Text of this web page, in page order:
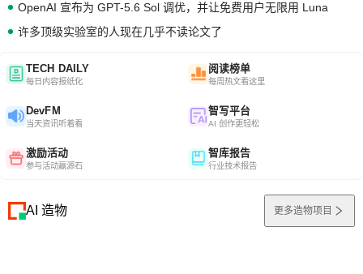
OpenAI 宣布为 GPT-5.6 Sol 调优，并让免费用户无限用 Luna
许多顶级实验室的人现在几乎不读论文了
TECH DAILY
每日内容报纸化
阅读榜单
每周热文看这里
DevFM
当天资讯听着看
智写平台
AI 创作更轻松
激励活动
参与活动赢源石
智库报告
行业技术报告
AI 造物 更多造物项目